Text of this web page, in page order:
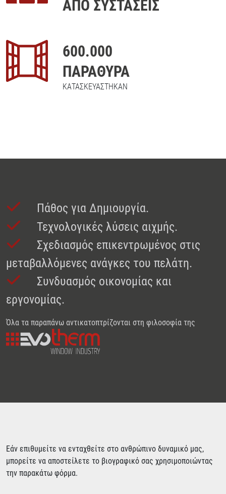
ΑΠΟ ΣΥΣΤΑΣΕΙΣ
600.000
ΠΑΡΑΘΥΡΑ
ΚΑΤΑΣΚΕΥΑΣΤΗΚΑΝ
Πάθος για Δημιουργία.
Τεχνολογικές λύσεις αιχμής.
Σχεδιασμός επικεντρωμένος στις
μεταβαλλόμενες ανάγκες του πελάτη.
Συνδυασμός οικονομίας και
εργονομίας.
Όλα τα παραπάνω αντικατοπτρίζονται στη φιλοσοφία της
Εάν επιθυμείτε να ενταχθείτε στο ανθρώπινο δυναμικό μας,
μπορείτε να αποστείλετε το βιογραφικό σας χρησιμοποιώντας
την παρακάτω φόρμα.